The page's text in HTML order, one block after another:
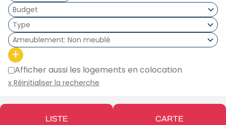
Type
Ameublement Non meublé
+
Afficher aussi les logements en colocation
x Réinitialiser la recherche
LISTE CARTE